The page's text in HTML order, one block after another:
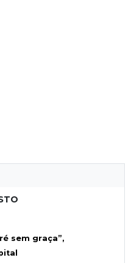
sem graça”,